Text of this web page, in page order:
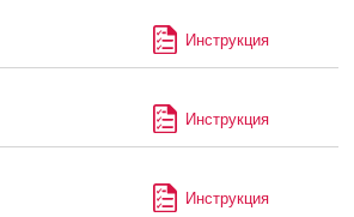
Инструкция
Инструкция
Инструкция